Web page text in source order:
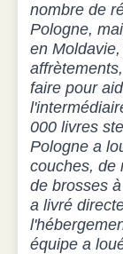
nombre de
Pologne,
en
faire pour
000 livres
Pologne a
couches, de
de brosses
a livré
équipe a